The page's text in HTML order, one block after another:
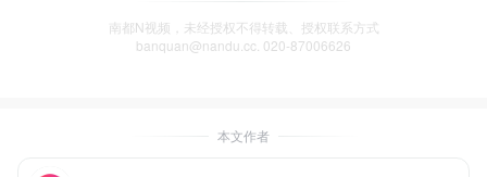
南都N视频，未经授权不得转载、授权联系方式
banquan@nandu.cc. 020-87006626
本文作者